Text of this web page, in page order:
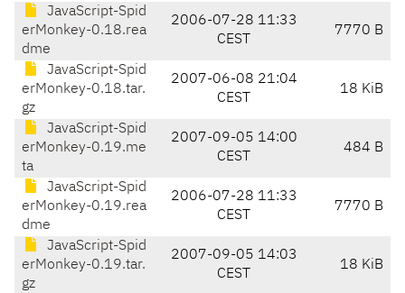
JavaScript-Spid
erMonkey-0.18.rea
dme
2006-07-28 11:33
CEST
7770 B
JavaScript-Spid
erMonkey-0.18.tar.
gz
2007-06-08 21:04
CEST
18 KiB
JavaScript-Spid
erMonkey-0.19.me
ta
2007-09-05 14:00
CEST
484 B
JavaScript-Spid
erMonkey-0.19.rea
dme
2006-07-28 11:33
CEST
7770 B
JavaScript-Spid
erMonkey-0.19.tar.
gz
2007-09-05 14:03
CEST
18 KiB